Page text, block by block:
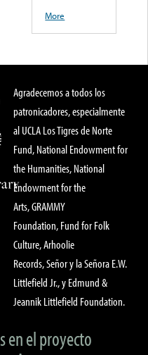
More
Agradecemos a todos los
patronicadores, especialmente
al UCLA Los Tigres de Norte
Fund, National Endowment for
the Humanities, National
Endowment for the
Arts, GRAMMY
Foundation, Fund for Folk
Culture, Arhoolie
Records, Señor y la Señora E.W.
Littlefield Jr., y Edmund &
Jeannik Littlefield Foundation.
en el proyecto